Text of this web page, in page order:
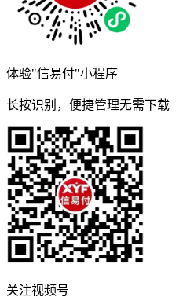
体验"信易付"小程序
长按识别，便捷管理无需下载
关注视频号